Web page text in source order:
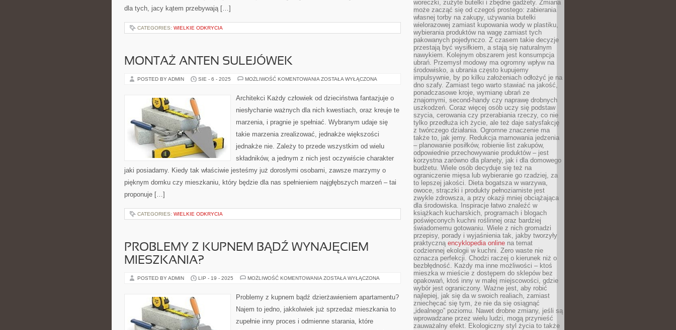
dla tych, jacy kątem przebywają […]
CATEGORIES: WIELKIE ODKRYCIA
MONTAŻ ANTEN SULEJÓWEK
POSTED BY ADMIN SIE - 6 - 2025 MOŻLIWOŚĆ KOMENTOWANIA MONTAŻ
ZOSTAŁA WYŁĄCZONA
Architekci Każdy człowiek od dzieciństwa fantazjuje o
niesłychanie ważnych dla nich kwestiach, oraz kreuje te
marzenia, i pragnie je spełniać. Wybranym udaje się
takie marzenia zrealizować, jednakże większości
jednakże nie. Zależy to przede wszystkim od wielu
składników, a jednym z nich jest oczywiście charakter
jaki posiadamy. Kiedy tak właściwie jesteśmy już dorosłymi osobami, zawsze marzymy o
pięknym domku czy mieszkaniu, który będzie dla nas spełnieniem najgłębszych marzeń – tai
proponuje […]
CATEGORIES: WIELKIE ODKRYCIA
PROBLEMY Z KUPNEM BĄDŹ WYNAJĘCIEM
MIESZKANIA?
POSTED BY ADMIN LIP - 19 - 2025 MOŻLIWOŚĆ KOMENTOWANIA PROBLEMY
BĄDŹ
WYNAJĘCIEM
ZOSTAŁA WYŁĄCZONA
Problemy z kupnem bądź dzierżawieniem apartamentu?
Najem to jedno, jakkolwiek już sprzedaż mieszkania to
zupełnie inny proces i odmienne starania, które
woreczki, zużyte butelki i zbędne gadżety. Zmiana
może zacząć się od czegoś prostego: zabierania
własnej torby na zakupy, używania butelki
wielorazowej zamiast kupowania wody w plastiku,
wybierania produktów na wagę zamiast tych
pakowanych pojedynczo. Z czasem takie decyzje
przestają być wysiłkiem, a stają się naturalnym
nawykiem. Kolejnym obszarem jest konsumpcja
ubrań. Przemysł modowy ma ogromny wpływ na
środowisko, a ubrania często kupujemy
impulsywnie, by po kilku założeniach odłożyć je na
dno szafy. Zamiast tego warto stawiać na jakość,
ponadczasowe kroje, wymianę ubrań ze
znajomymi, second-handy czy naprawę drobnych
uszkodzeń. Coraz więcej osób uczy się podstaw
szycia, cerowania czy przerabiania rzeczy, co nie
tylko przedłuża ich życie, ale też daje satysfakcję
z twórczego działania. Ogromne znaczenie ma
także to, jak jemy. Redukcja marnowania jedzenia
– planowanie posiłków, robienie list zakupów,
odpowiednie przechowywanie produktów – jest
korzystna zarówno dla planety, jak i dla domowego
budżetu. Wiele osób decyduje się też na
ograniczenie mięsa lub wybieranie go rzadziej, za
to lepszej jakości. Dieta bogatsza w warzywa,
owoce, strączki i produkty pełnoziarniste jest
zwykle zdrowsza, a przy okazji mniej obciążająca
dla środowiska. Inspiracje łatwo znaleźć w
książkach kucharskich, programach i blogach
poświęconych kuchni roślinnej oraz bardziej
świadomemu gotowaniu. Wiele z nich gromadzi
przepisy, porady i wyjaśnienia tak, jakby tworzyły
praktyczną encyklopedia online na temat
codziennej ekologii w kuchni. Zero waste nie
oznacza perfekcji. Chodzi raczej o kierunek niż o
bezbłędność. Każdy ma inne możliwości – ktoś
mieszka w mieście z dostępem do sklepów bez
opakowań, ktoś inny w małej miejscowości, gdzie
wybór jest ograniczony. Ważne jest, aby robić
najlepiej, jak się da w swoich realiach, zamiast
zniechęcać się tym, że nie da się osiągnąć
„idealnego” poziomu. Nawet drobne zmiany, jeśli są
wprowadzane przez wielu ludzi, mogą przynieść
zauważalny efekt. Ekologiczny styl życia to także